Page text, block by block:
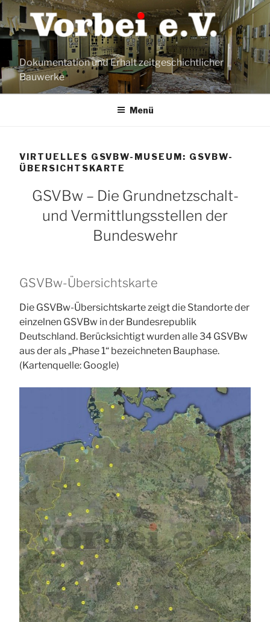
Zum
Inhalt
springen
Dokumentation und Erhalt zeitgeschichtlicher
Bauwerke
Menü
VIRTUELLES GSVBW-MUSEUM: GSVBW-
ÜBERSICHTSKARTE
GSVBw – Die Grundnetzschalt-
und Vermittlungsstellen der
Bundeswehr
GSVBw-Übersichtskarte
Die GSVBw-Übersichtskarte zeigt die Standorte der
einzelnen GSVBw in der Bundesrepublik
Deutschland. Berücksichtigt wurden alle 34 GSVBw
aus der als „Phase 1“ bezeichneten Bauphase.
(Kartenquelle: Google)